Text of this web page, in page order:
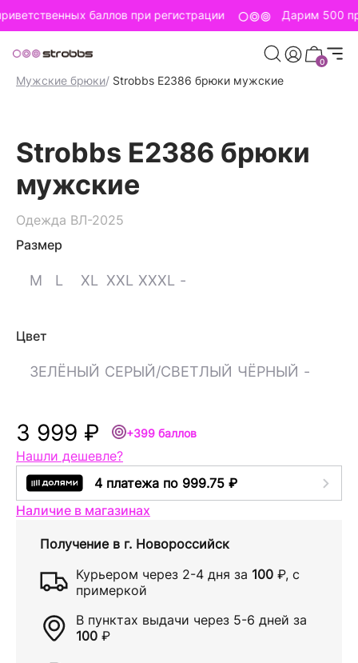
баллов при регистрации Дарим 500
0
Мужская одежда
/
Мужские брюки/ Strobbs E2386 брюки мужские
Strobbs E2386 брюки
мужские
Одежда ВЛ-2025
Размер
M L XL XXL XXXL -
Цвет
ЗЕЛЁНЫЙ СЕРЫЙ/СВЕТЛЫЙ ЧЁРНЫЙ -
3 999 ₽ +399 баллов
Нашли дешевле?
4 платежа по 999.75 ₽
Наличие в магазинах
Получение в г. Новороссийск
Курьером через 2-4 дня за 100 ₽, с
примеркой
В пунктах выдачи через 5-6 дней за
100 ₽